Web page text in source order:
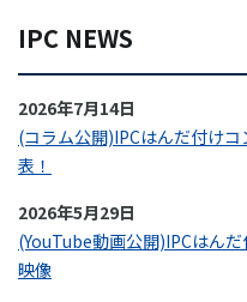
IPC NEWS
2026年7月14日
(コラム公開)IPCはんだ付け
表！
2026年5月29日
(YouTube動画公開)IPCはん
映像